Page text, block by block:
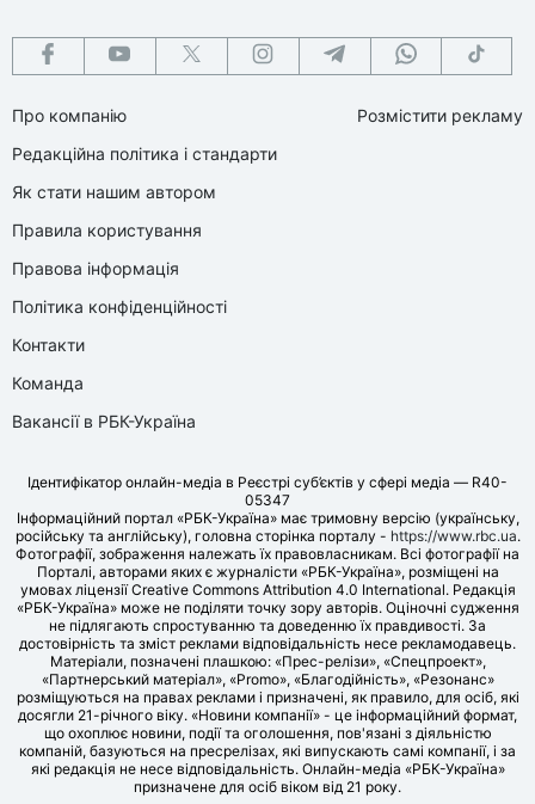
Про компанію
Редакційна політика і стандарти
Як стати нашим автором
Правила користування
Правова інформація
Політика конфіденційності
Контакти
Команда
Вакансії в РБК-Україна
Розмістити рекламу
Ідентифікатор онлайн-медіа в Реєстрі суб’єктів у сфері медіа — R40-
05347
Інформаційний портал «РБК-Україна» має тримовну версію (українську,
російську та англійську), головна сторінка порталу - https://www.rbc.ua.
Фотографії, зображення належать їх правовласникам. Всі фотографії на
Порталі, авторами яких є журналісти «РБК-Україна», розміщені на
умовах ліцензії Creative Commons Attribution 4.0 International. Редакція
«РБК-Україна» може не поділяти точку зору авторів. Оціночні судження
не підлягають спростуванню та доведенню їх правдивості. За
достовірність та зміст реклами відповідальність несе рекламодавець.
Матеріали, позначені плашкою: «Прес-релізи», «Спецпроект»,
«Партнерський матеріал», «Promo», «Благодійність», «Резонанс»
розміщуються на правах реклами і призначені, як правило, для осіб, які
досягли 21-річного віку. «Новини компанії» - це інформаційний формат,
що охоплює новини, події та оголошення, пов'язані з діяльністю
компаній, базуються на пресрелізах, які випускають самі компанії, і за
які редакція не несе відповідальність. Онлайн-медіа «РБК-Україна»
призначене для осіб віком від 21 року.